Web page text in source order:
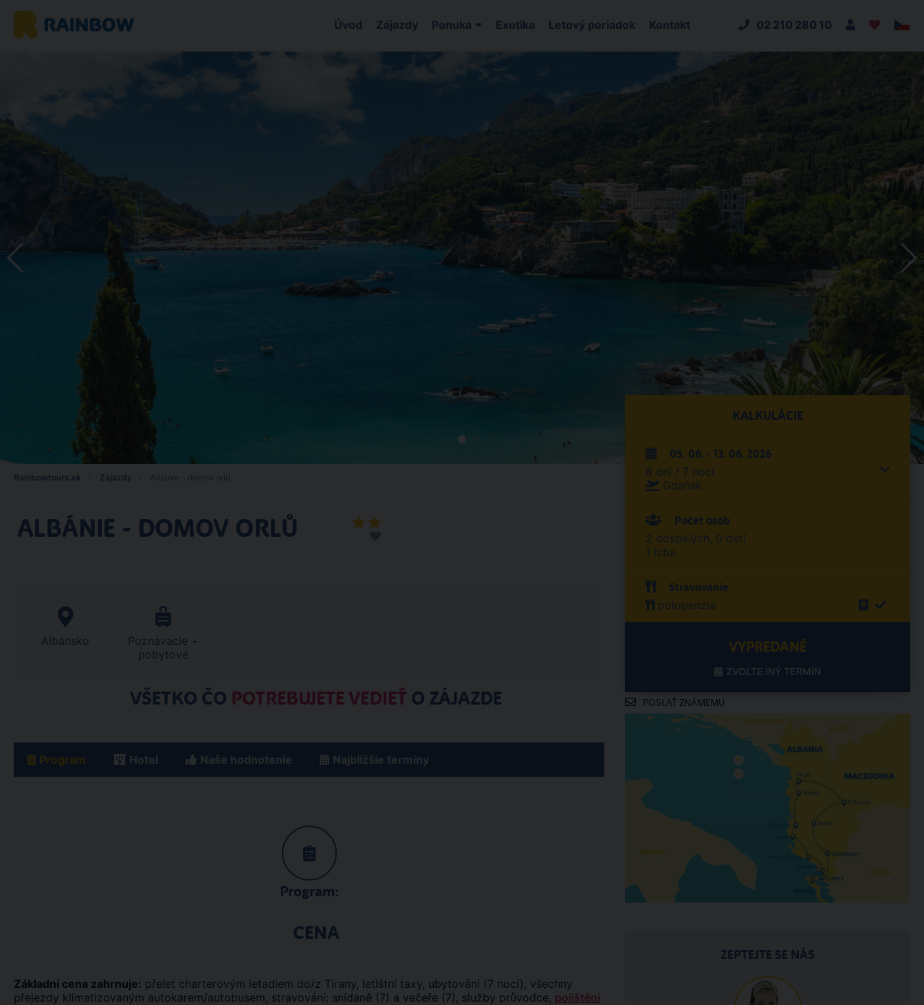
Úvod Zájazdy Ponuka Exotika Letový poriadok Kontakt 02 210 280 10
Rainbowtours.sk Zájazdy
ALBÁNIE - DOMOV ORLŮ
Albánsko
Poznávacie +
pobytové
VŠETKO ČO POTREBUJETE VEDIEŤ O ZÁJAZDE
Program Hotel Naše hodnotenie Najbližšie termíny
Program:
CENA
Základní cena zahrnuje: přelet charterovým letadlem do/z Tirany, letištní taxy, ubytování (7 nocí), všechny
přejezdy klimatizovaným autokarem/autobusem, stravování: snídaně (7) a večeře (7), služby průvodce, pojištění
KALKULÁCIE
05. 06. - 13. 06. 2026
8 dní / 7 nocí
Gdańsk
Počet osôb
2 dospelých, 0 detí
1 izba
Stravovanie
polopenzia
VYPREDANÉ
ZVOĽTE INÝ TERMÍN
POSLAŤ ZNÁMEMU
ZEPTEJTE SE NÁS